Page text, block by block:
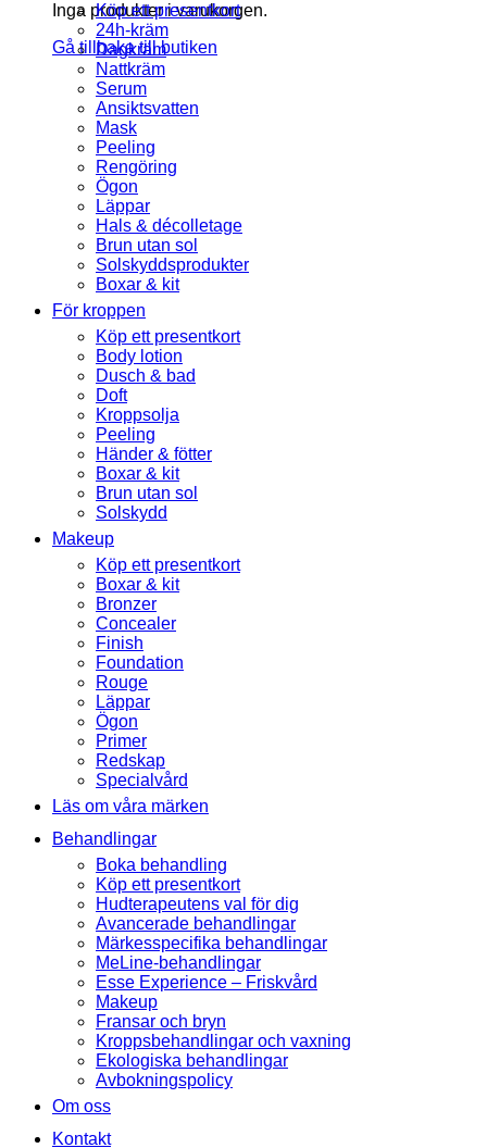
Inga produkter i varukorgen.
Gå tillbaka till butiken
Köp ett presentkort
24h-kräm
Dagkräm
Nattkräm
Serum
Ansiktsvatten
Mask
Peeling
Rengöring
Ögon
Läppar
Hals & décolletage
Brun utan sol
Solskyddsprodukter
Boxar & kit
För kroppen
Köp ett presentkort
Body lotion
Dusch & bad
Doft
Kroppsolja
Peeling
Händer & fötter
Boxar & kit
Brun utan sol
Solskydd
Makeup
Köp ett presentkort
Boxar & kit
Bronzer
Concealer
Finish
Foundation
Rouge
Läppar
Ögon
Primer
Redskap
Specialvård
Läs om våra märken
Behandlingar
Boka behandling
Köp ett presentkort
Hudterapeutens val för dig
Avancerade behandlingar
Märkesspecifika behandlingar
MeLine-behandlingar
Esse Experience – Friskvård
Makeup
Fransar och bryn
Kroppsbehandlingar och vaxning
Ekologiska behandlingar
Avbokningspolicy
Om oss
Kontakt